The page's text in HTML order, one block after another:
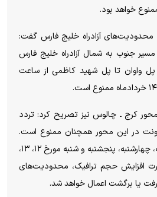
خواهد بود.
محدودیت‌های آزادراه خلیج فارس گفت:
مسیر جنوب به شمال آزادراه خلیج فارس
واوان تا پل شهید کاظمی از ساعت
کرج ـ چالوس نیز تصریح کرد: تردد
در این محور همچنان ممنوع است.
همچنین در روز‌های سه‌شنبه، چهارشنبه، پنجشنبه و شنبه مورخ ۱۲، ۱۳،
صورت افزایش حجم ترافیک، محدودیت‌های
یا برگشت اعمال خواهد شد.